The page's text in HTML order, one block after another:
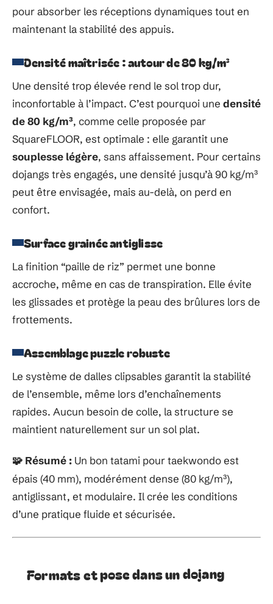
pour absorber les réceptions dynamiques tout en
maintenant la stabilité des appuis.
Densité maîtrisée : autour de 80 kg/m³
Une densité trop élevée rend le sol trop dur,
inconfortable à l’impact. C’est pourquoi une densité
de 80 kg/m³, comme celle proposée par
SquareFLOOR, est optimale : elle garantit une
souplesse légère, sans affaissement. Pour certains
dojangs très engagés, une densité jusqu’à 90 kg/m³
peut être envisagée, mais au-delà, on perd en
confort.
Surface grainée antiglisse
La finition “paille de riz” permet une bonne
accroche, même en cas de transpiration. Elle évite
les glissades et protège la peau des brûlures lors de
frottements.
Assemblage puzzle robuste
Le système de dalles clipsables garantit la stabilité
de l’ensemble, même lors d’enchaînements
rapides. Aucun besoin de colle, la structure se
maintient naturellement sur un sol plat.
🧩 Résumé : Un bon tatami pour taekwondo est
épais (40 mm), modérément dense (80 kg/m³),
antiglissant, et modulaire. Il crée les conditions
d’une pratique fluide et sécurisée.
Formats et pose dans un dojang